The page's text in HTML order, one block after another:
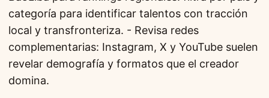
categoría para identificar talentos con tracción
local y transfronteriza. - Revisa redes
complementarias: Instagram, X y YouTube suelen
revelar demografía y formatos que el creador
domina.